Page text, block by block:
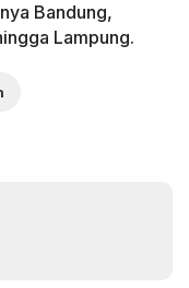
Bandung,
Lampung.